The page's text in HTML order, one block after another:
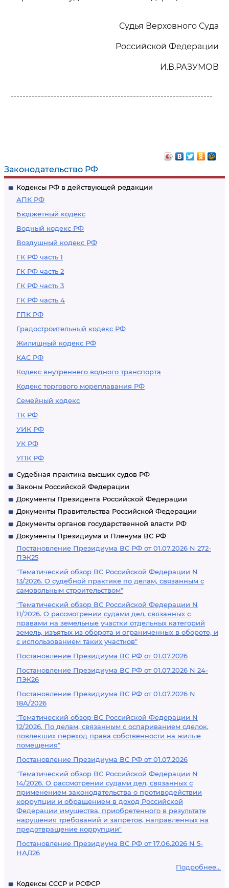
Законодательство РФ
Кодексы РФ в действующей редакции
АПК РФ
Бюджетный кодекс
Водный кодекс РФ
Воздушный кодекс РФ
ГК РФ часть 1
ГК РФ часть 2
ГК РФ часть 3
ГК РФ часть 4
ГПК РФ
Градостроительный кодекс РФ
Жилищный кодекс РФ
КАС РФ
Кодекс внутреннего водного транспорта
Кодекс торгового мореплавания РФ
Семейный кодекс
ТК РФ
УИК РФ
УК РФ
УПК РФ
Судебная практика высших судов РФ
Законы Российской Федерации
Документы Президента Российской Федерации
Документы Правительства Российской Федерации
Документы органов государственной власти РФ
Документы Президиума и Пленума ВС РФ
Постановление Президиума ВС РФ от 01.07.2026 N 272-
ПЭК25
"Тематический обзор ВС Российской Федерации N
13/2026. О судебной практике по делам, связанным с
самовольным строительством"
"Тематический обзор ВС Российской Федерации N
11/2026. О рассмотрении судами дел, связанных с
правами на земельные участки отдельных категорий
земель, изъятых из оборота и ограниченных в обороте, и
с использованием таких участков"
Постановление Президиума ВС РФ от 01.07.2026
Постановление Президиума ВС РФ от 01.07.2026 N 24-
ПЭК26
Постановление Президиума ВС РФ от 01.07.2026 N
18А/2026
"Тематический обзор ВС Российской Федерации N
12/2026. По делам, связанным с оспариванием сделок,
повлекших переход права собственности на жилые
помещения"
Постановление Президиума ВС РФ от 01.07.2026
"Тематический обзор ВС Российской Федерации N
14/2026. О рассмотрении судами дел, связанных с
применением законодательства о противодействии
коррупции и обращением в доход Российской
Федерации имущества, приобретенного в результате
нарушения требований и запретов, направленных на
предотвращение коррупции"
Постановление Президиума ВС РФ от 17.06.2026 N 5-
НАД26
Подробнее...
Кодексы СССР и РСФСР
Судья Верховного Суда
Российской Федерации
И.В.РАЗУМОВ
------------------------------------------------------------------